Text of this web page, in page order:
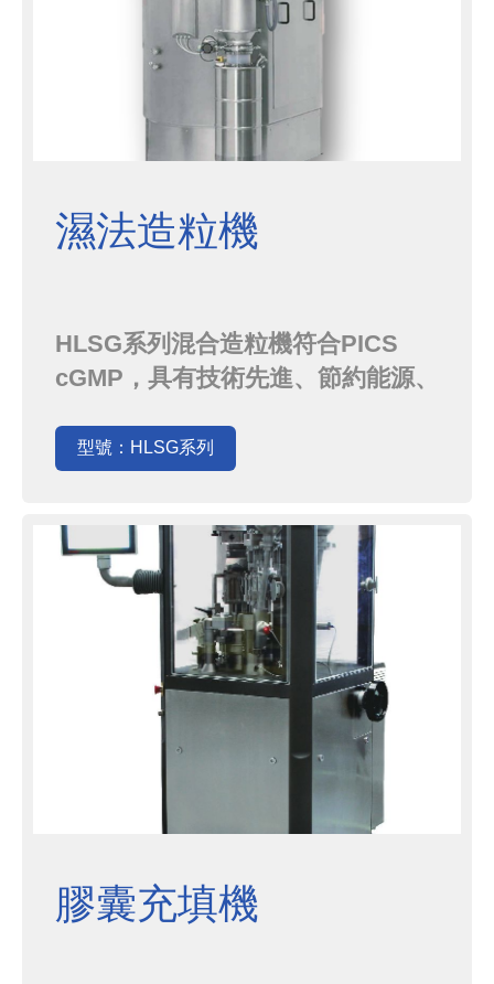
濕法造粒機
HLSG系列混合造粒機符合PICS
cGMP，具有技術先進、節約能源、
型號：HLSG系列
膠囊充填機